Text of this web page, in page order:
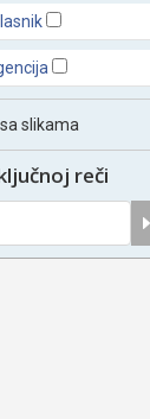
slikama
reči